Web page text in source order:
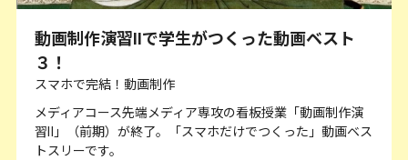
動画制作演習Ⅱで学生がつくった動画ベスト
３！
スマホで完結！動画制作
メディアコース先端メディア専攻の看板授業「動画制作演
習Ⅱ」（前期）が終了。「スマホだけでつくった」動画ベス
トスリーです。